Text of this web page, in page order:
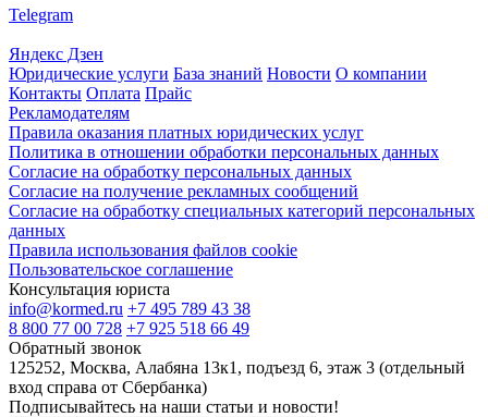
Telegram
Яндекс Дзен
Юридические услуги База знаний Новости О компании
Контакты Оплата Прайс
Рекламодателям
Правила оказания платных юридических услуг
Политика в отношении обработки персональных данных
Согласие на обработку персональных данных
Согласие на получение рекламных сообщений
Согласие на обработку специальных категорий персональных
данных
Правила использования файлов cookie
Пользовательское соглашение
Консультация юриста
info@kormed.ru +7 495 789 43 38
8 800 77 00 728 +7 925 518 66 49
Обратный звонок
125252, Москва, Алабяна 13к1, подъезд 6, этаж 3 (отдельный
вход справа от Сбербанка)
Подписывайтесь на наши статьи и новости!